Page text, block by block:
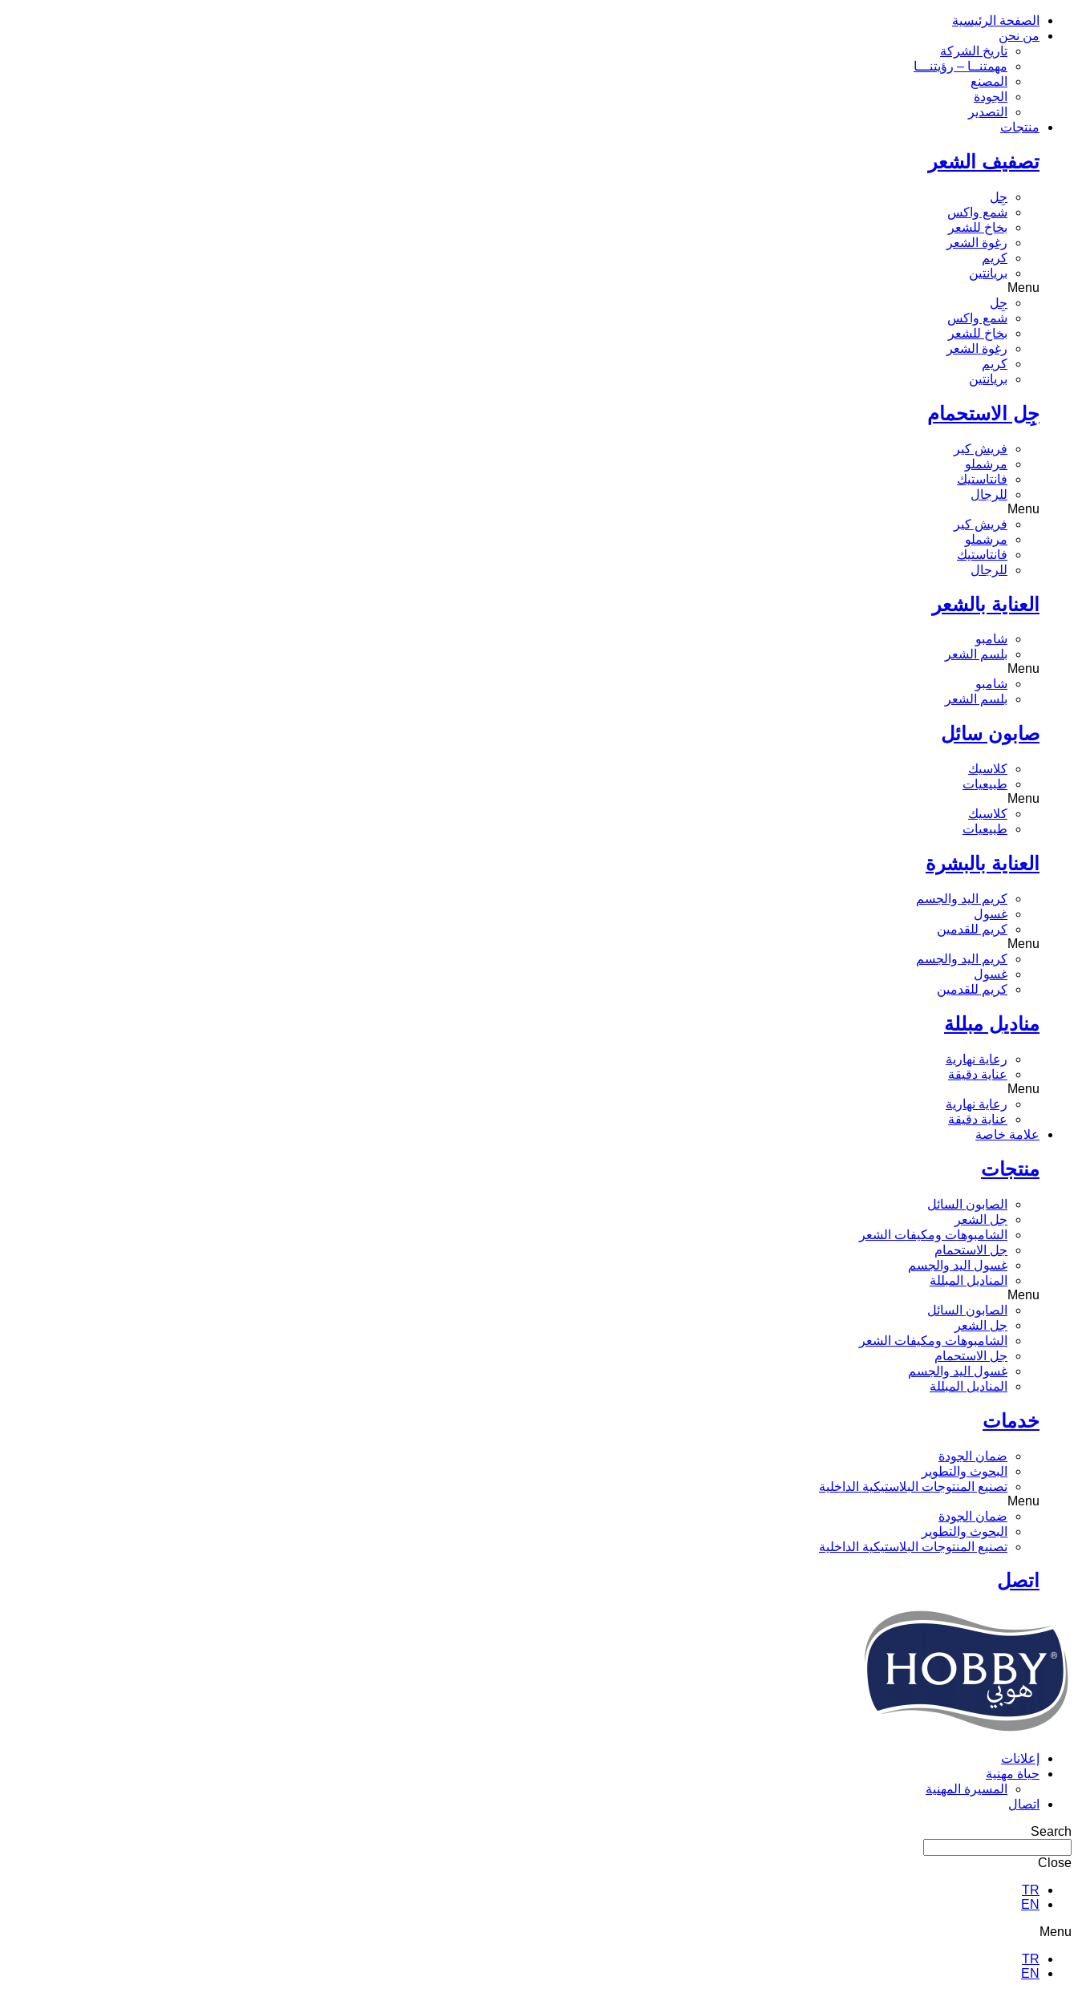
الصفحة الرئيسية
من نحن
تاريخ الشركة
مهمتنــا – رؤيتنـــا
المصنع
الجودة
التصدير
منتجات
تصفيف الشعر
جِل
شمع واكس
بخاخ للشعر
رغوة الشعر
كريم
بريانتين
Menu
جِل
شمع واكس
بخاخ للشعر
رغوة الشعر
كريم
بريانتين
جِل الاستحمام
فريش كير
مرشملو
فانتاستيك
للرجال
Menu
فريش كير
مرشملو
فانتاستيك
للرجال
العناية بالشعر
شامبو
بلسم الشعر
Menu
شامبو
بلسم الشعر
صابون سائل
كلاسيك
طبيعيات
Menu
كلاسيك
طبيعيات
العناية بالبشرة
كريم اليد والجسم
غسول
كريم للقدمين
Menu
كريم اليد والجسم
غسول
كريم للقدمين
مناديل مبللة
رعاية نهارية
عناية دقيقة
Menu
رعاية نهارية
عناية دقيقة
علامة خاصة
منتجات
الصابون السائل
جل الشعر
الشامبوهات ومكيفات الشعر
جل الاستحمام
غسول اليد والجسم
المناديل المبللة
Menu
الصابون السائل
جل الشعر
الشامبوهات ومكيفات الشعر
جل الاستحمام
غسول اليد والجسم
المناديل المبللة
خدمات
ضمان الجودة
البحوث والتطوير
تصنيع المنتوجات البلاستيكية الداخلية
Menu
ضمان الجودة
البحوث والتطوير
تصنيع المنتوجات البلاستيكية الداخلية
اتصل
إعلانات
حياة مهنية
المسيرة المهنية
اتصال
Search
Close
TR
EN
Menu
TR
EN